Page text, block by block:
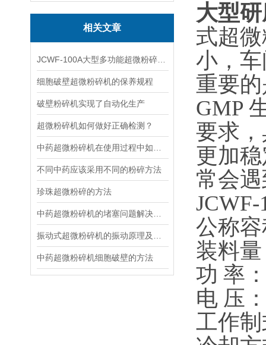
相关文章
细胞破壁超微粉碎机的保养规程
破壁粉碎机实现了自动化生产
超微粉碎机如何做好正确检测？
不同中药应该采用不同的粉碎方法
珍珠超微粉碎的方法
中药超微粉碎机细胞破壁的方法
大型
式超
小，
重要
GMP
要求
更加
常会
JCWF-
公称
装料
功 率
电 压
工作